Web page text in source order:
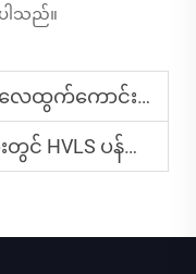
ါသည်။
ခံပန်ကာများကို အသုံးပြုသင့်ပါသလဲ။
ယ်ကြောင့် အကြံပြုထားပါသလဲ။